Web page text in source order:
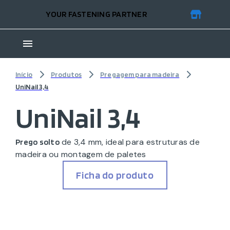
YOUR FASTENING PARTNER
Início Produtos
Pregagem para madeira
UniNail 3,4
UniNail 3,4
Prego soltode 3,4 mm, ideal para estruturas de
madeira ou montagem de paletes
Ficha do produto